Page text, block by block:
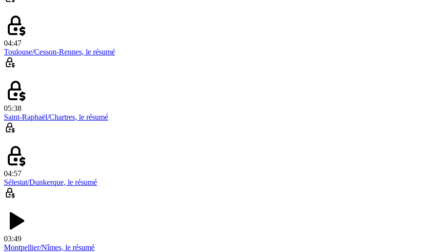
04:47
Toulouse/Cesson-Rennes, le résumé
05:38
Saint-Raphaël/Chartres, le résumé
04:57
Sélestat/Dunkerque, le résumé
03:49
Montpellier/Nîmes, le résumé